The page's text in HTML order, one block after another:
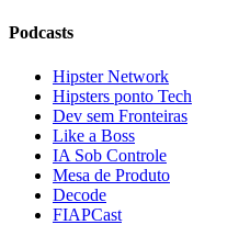
Podcasts
Hipster Network
Hipsters ponto Tech
Dev sem Fronteiras
Like a Boss
IA Sob Controle
Mesa de Produto
Decode
FIAPCast